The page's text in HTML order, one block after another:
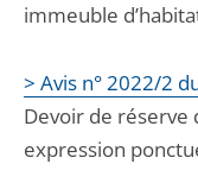
immeuble
> Avis n° 2022/2
Devoir de réserve
expression